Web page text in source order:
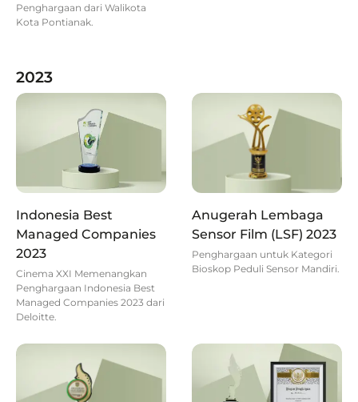
Penghargaan dari Walikota
Kota Pontianak.
2023
Indonesia Best
Managed Companies
2023
Cinema XXI Memenangkan
Penghargaan Indonesia Best
Managed Companies 2023 dari
Deloitte.
Anugerah Lembaga
Sensor Film (LSF) 2023
Penghargaan untuk Kategori
Bioskop Peduli Sensor Mandiri.